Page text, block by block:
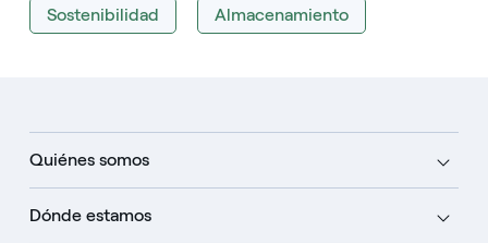
Sostenibilidad Almacenamiento
Quiénes somos
Dónde estamos